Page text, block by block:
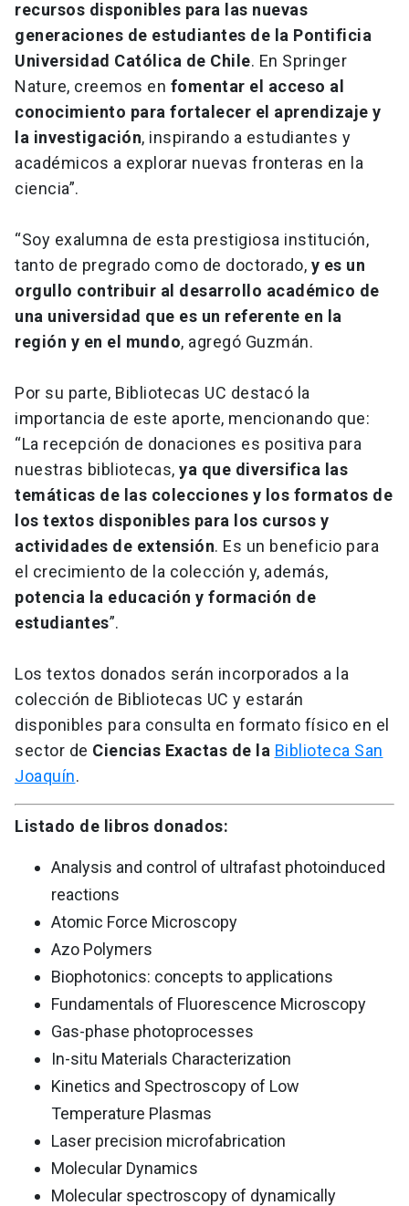
recursos disponibles para las nuevas
generaciones de estudiantes de la Pontificia
Universidad Católica de Chile. En Springer
Nature, creemos en fomentar el acceso al
conocimiento para fortalecer el aprendizaje y
la investigación, inspirando a estudiantes y
académicos a explorar nuevas fronteras en la
ciencia”.
“Soy exalumna de esta prestigiosa institución,
tanto de pregrado como de doctorado, y es un
orgullo contribuir al desarrollo académico de
una universidad que es un referente en la
región y en el mundo, agregó Guzmán.
Por su parte, Bibliotecas UC destacó la
importancia de este aporte, mencionando que:
“La recepción de donaciones es positiva para
nuestras bibliotecas, ya que diversifica las
temáticas de las colecciones y los formatos de
los textos disponibles para los cursos y
actividades de extensión. Es un beneficio para
el crecimiento de la colección y, además,
potencia la educación y formación de
estudiantes”.
Los textos donados serán incorporados a la
colección de Bibliotecas UC y estarán
disponibles para consulta en formato físico en el
sector de Ciencias Exactas de la Biblioteca San
Joaquín.
Listado de libros donados:
Analysis and control of ultrafast photoinduced
reactions
Atomic Force Microscopy
Azo Polymers
Biophotonics: concepts to applications
Fundamentals of Fluorescence Microscopy
Gas-phase photoprocesses
In-situ Materials Characterization
Kinetics and Spectroscopy of Low
Temperature Plasmas
Laser precision microfabrication
Molecular Dynamics
Molecular spectroscopy of dynamically